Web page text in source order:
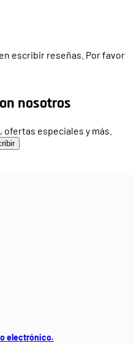
escribir reseñas. Por favor
nosotros
especiales y más.
electrónico.